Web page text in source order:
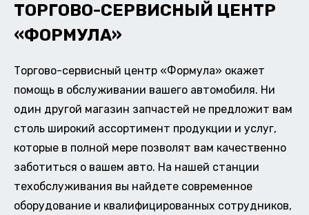
ТОРГОВО-СЕРВИСНЫЙ ЦЕНТР
«ФОРМУЛА»
Торгово-сервисный центр «Формула» окажет
помощь в обслуживании вашего автомобиля. Ни
один другой магазин запчастей не предложит вам
столь широкий ассортимент продукции и услуг,
которые в полной мере позволят вам качественно
заботиться о вашем авто. На нашей станции
техобслуживания вы найдете современное
оборудование и квалифицированных сотрудников,